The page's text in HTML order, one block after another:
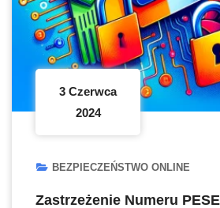
3 Czerwca
2024
BEZPIECZEŃSTWO ONLINE
Zastrzeżenie Numeru